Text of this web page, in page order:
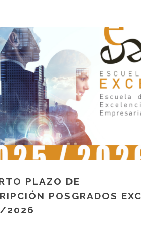
PLAZO DE
POSGRADOS
2026